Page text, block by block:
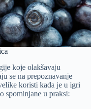
koje olakšavaju
se na prepoznavanje
koristi kada je u igri
spominjane u praksi: